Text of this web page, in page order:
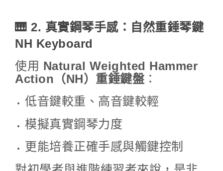
🎹 2. 真實鋼琴手感：自然重錘琴鍵
NH Keyboard
使用 Natural Weighted Hammer
Action（NH）重錘鍵盤 ：
低音鍵較重、高音鍵較輕
模擬真實鋼琴力度
更能培養正確手感與觸鍵控制